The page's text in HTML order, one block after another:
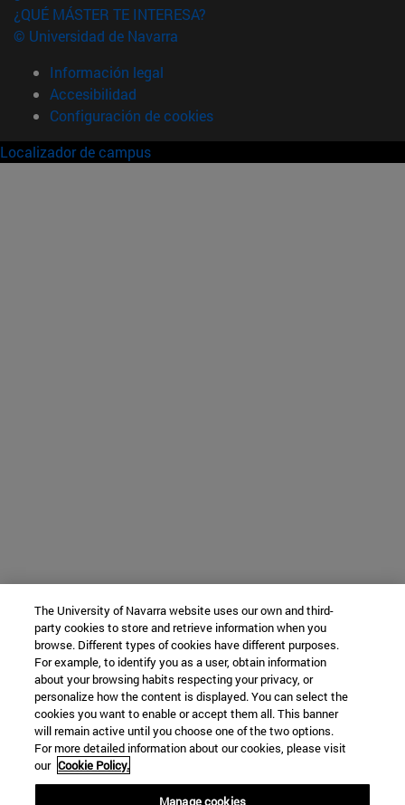
¿QUÉ MÁSTER TE INTERESA?
© Universidad de Navarra
Información legal
Accesibilidad
Configuración de cookies
Localizador de campus
The University of Navarra website uses our own and third-
party cookies to store and retrieve information when you
browse. Different types of cookies have different purposes.
For example, to identify you as a user, obtain information
about your browsing habits respecting your privacy, or
personalize how the content is displayed. You can select the
cookies you want to enable or accept them all. This banner
will remain active until you choose one of the two options.
For more detailed information about our cookies, please visit
our Cookie Policy.
Manage cookies